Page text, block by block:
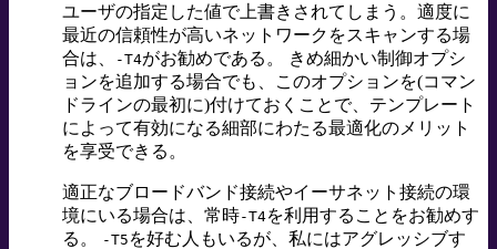
ユーザの指定した値で上書きされてしまう。適度に
最近の信頼性が高いネットワークをスキャンする場
合は、
-T4がお勧めである。 きめ細かい制御オプシ
ョンを追加する場合でも、このオプションを(コマン
ドラインの最初に)付けておくことで、テンプレート
によって有効になる細部にわたる最適化のメリット
を享受できる。
適正なブロードバンド接続やイーサネット接続の環
境にいる場合は、常時-T4を利用することをお勧めす
る。
-T5 を好む人もいるが、私にはアグレッシブす